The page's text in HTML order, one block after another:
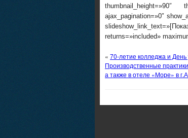
thumbnail_height=»90″
ajax_pagination=»0″
returns=»included»
« 70-летие колледжа и День
Производственные
а также в отеле «Море» в